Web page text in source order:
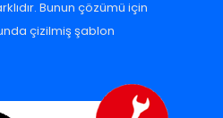
Bunun çözümü için
çizilmiş şablon